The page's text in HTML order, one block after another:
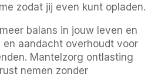
zodat jij even kunt opladen.
balans in jouw leven en
aandacht overhoudt voor
Mantelzorg ontlasting
nemen zonder